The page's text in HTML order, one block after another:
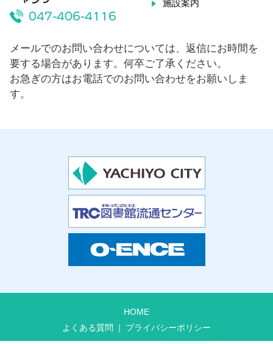
047-406-4116
施設案内
メールでのお問い合わせについては、返信にお時間を
要する場合があります。何卒ご了承ください。
お急ぎの方はお電話でのお問い合わせをお願いしま
す。
HOME
よくある質問
プライバシーポリシー